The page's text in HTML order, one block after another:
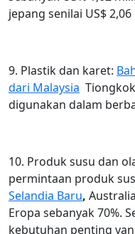
jepang senilai US$ 2,06
9. Plastik dan karet:
dari Malaysia
digunakan dalam
10. Produk susu dan
permintaan produk
Selandia Baru,
Eropa sebanyak 70%.
kebutuhan penting